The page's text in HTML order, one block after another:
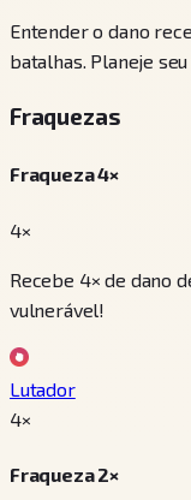
Entender o dano
batalhas. Planeje
Fraquezas
Fraqueza 4×
4×
Recebe 4× de dano
vulnerável!
Lutador
4×
Fraqueza 2×